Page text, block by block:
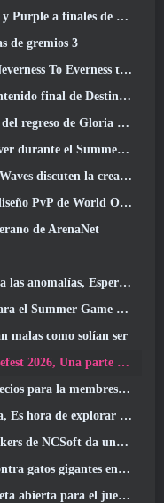
a finales de este año
de gremios 3
Collab Gacha tan temprano, Pero me equivoqué
2 es un grito de guerra
¿Sobrevivirá la segunda vez??
el Summer Game Fest
la secuencia de batalla Lahai-Roi Mech
al equipo MMO de League Of Legends
de ArenaNet
organización "secreta" lo rastrea todo
Summer Game Fest
malas como solían ser
del 25 aniversario de RuneScape IP
VIP de Lord Of The Rings Online
Night City en Wuthering Waves
de la próxima prueba del prólogo
en la última actualización de Where Winds Meet
Extraction, Cazador de la niebla